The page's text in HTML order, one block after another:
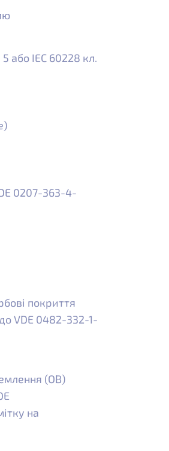
або IEC 60228 кл.
0207-363-4-
покриття
VDE 0482-332-1-
(OB)
на